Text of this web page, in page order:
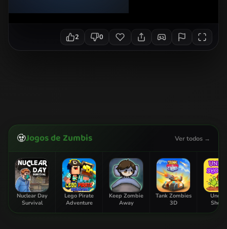
2 0
🧟Jogos de Zumbis Ver todos →
Nuclear Day
Survival
Lego Pirate
Adventure
Keep Zombie
Away
Tank Zombies
3D